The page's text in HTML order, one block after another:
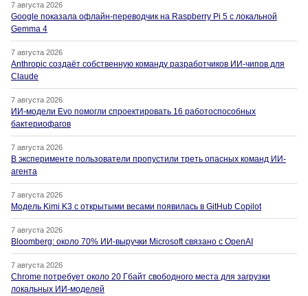
7 августа 2026
Google показала офлайн-переводчик на Raspberry Pi 5 с локальной
Gemma 4
7 августа 2026
Anthropic создаёт собственную команду разработчиков ИИ-чипов для
Claude
7 августа 2026
ИИ-модели Evo помогли спроектировать 16 работоспособных
бактериофагов
7 августа 2026
В эксперименте пользователи пропустили треть опасных команд ИИ-
агента
7 августа 2026
Модель Kimi K3 с открытыми весами появилась в GitHub Copilot
7 августа 2026
Bloomberg: около 70% ИИ-выручки Microsoft связано с OpenAI
7 августа 2026
Chrome потребует около 20 Гбайт свободного места для загрузки
локальных ИИ-моделей